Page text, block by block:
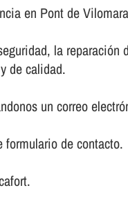
en Pont de
la
de calidad.
un correo
formulario de contacto.